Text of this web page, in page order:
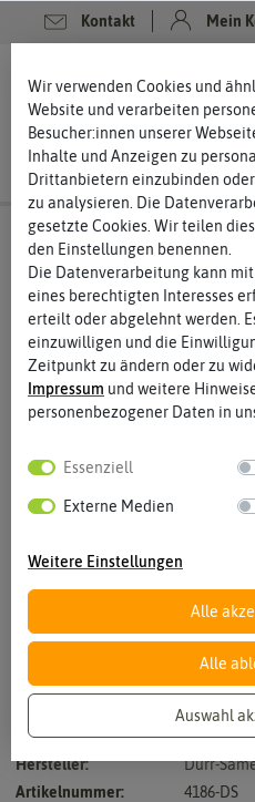
Kontakt Mein
Vergrößern
zum Verfeinern vieler Speisen
Hersteller:
Dürr-
Artikelnummer:
4186-DS
Wir verwenden Cookies und
Website und verarbeiten
Besucher:innen unserer
Inhalte und Anzeigen zu
Drittanbietern einzubinden
zu analysieren. Die
gesetzte Cookies. Wir teilen
den Einstellungen benennen.
Die Datenverarbeitung kann
eines berechtigten Interesses
erteilt oder abgelehnt werden.
einzuwilligen und die
Zeitpunkt zu ändern oder zu
Impressum und weitere
personenbezogener Daten in
Essenziell
Externe Medien
Weitere Einstellungen
Alle
Alle
Auswahl